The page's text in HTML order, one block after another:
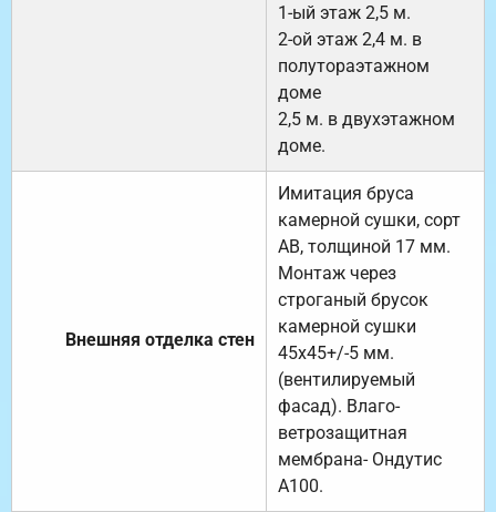
1-ый этаж 2,5 м.
2-ой этаж 2,4 м. в
полутораэтажном
доме
2,5 м. в двухэтажном
доме.
Внешняя отделка стен
Имитация бруса
камерной сушки, сорт
АВ, толщиной 17 мм.
Монтаж через
строганый брусок
камерной сушки
45х45+/-5 мм.
(вентилируемый
фасад). Влаго-
ветрозащитная
мембрана- Ондутис
А100.